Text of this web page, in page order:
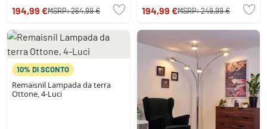
194,99 €MSRP:264,99 € 194,99 €MSRP:249,99 €
10% DI SCONTO
Remaisnil Lampada da terra
Ottone, 4-Luci